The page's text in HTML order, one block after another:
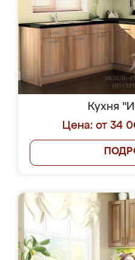
Кухня
Цена: от 34